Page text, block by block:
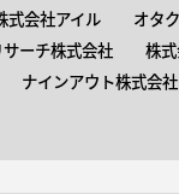
式会社アイル
オタ
ーチ株式会社
株
ナインアウト株式会社